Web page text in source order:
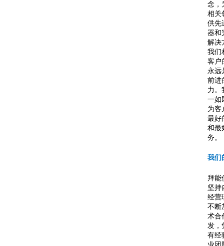
念，
相关
供先
器和
解决
我们
客户
永远
前进
力。
一如
为客
最好
和最
务。
我们
拜能
坚持
经营
不断
术合
发，
有经